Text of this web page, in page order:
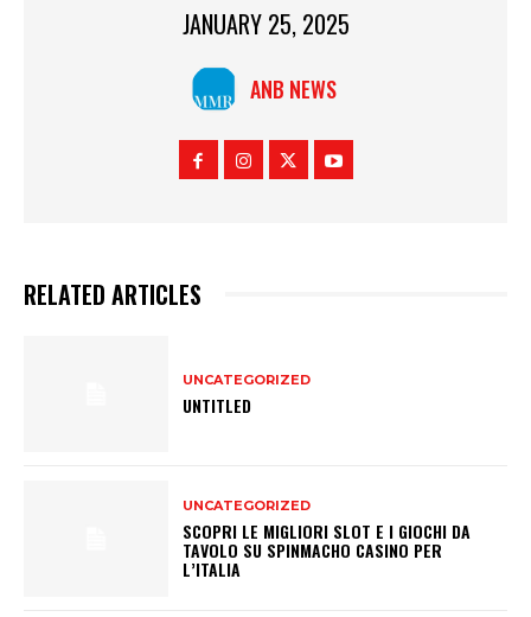
JANUARY 25, 2025
ANB NEWS
RELATED ARTICLES
UNCATEGORIZED
UNTITLED
UNCATEGORIZED
SCOPRI LE MIGLIORI SLOT E I GIOCHI DA
TAVOLO SU SPINMACHO CASINO PER
L’ITALIA